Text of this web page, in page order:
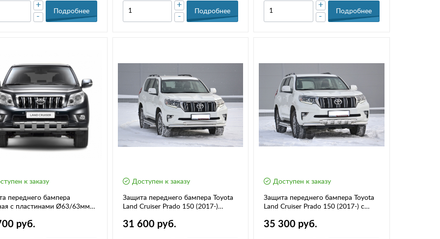
-
+
Подробнее
-
+
Подробнее
-
+
Подробнее
к заказу
переднего бампера
с пластинами Ø63/63мм
150 2017- РТ TPR220206
руб.
Доступен к заказу
Защита переднего бампера Toyota
Land Cruiser Prado 150 (2017-)
31 600 руб.
Доступен к заказу
Защита переднего бампера Toyota
Land Cruiser Prado 150 (2017-) с
35 300 руб.